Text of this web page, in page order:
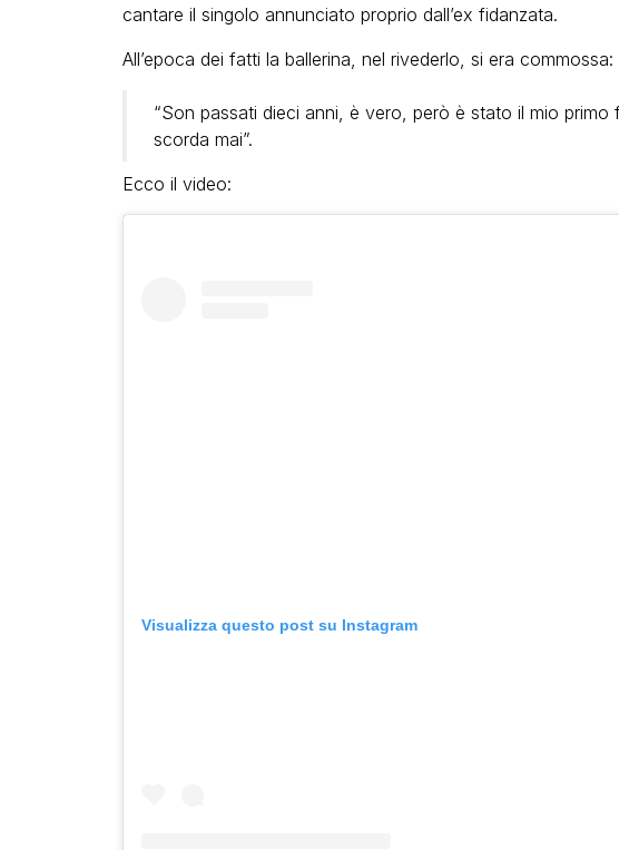
cantare il singolo annunciato proprio dall’ex fidanzata.
All’epoca dei fatti la ballerina, nel rivederlo, si era commossa:
“Son passati dieci anni, è vero, però è stato il mio primo
scorda mai”.
Ecco il video:
Visualizza questo post su Instagram